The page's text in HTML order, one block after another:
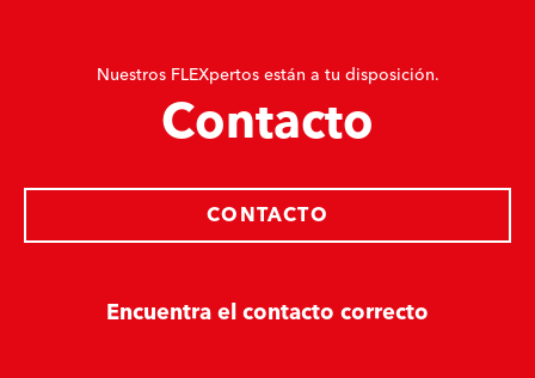
Nuestros FLEXpertos están a tu disposición.
Contacto
Encuentra el contacto correcto
CONTACTO